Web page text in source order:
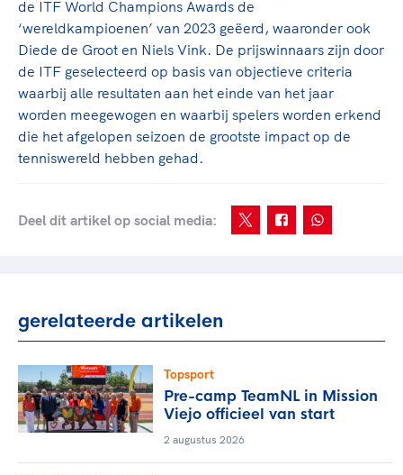
de ITF World Champions Awards de
‘wereldkampioenen’ van 2023 geëerd, waaronder ook
Diede de Groot en Niels Vink. De prijswinnaars zijn door
de ITF geselecteerd op basis van objectieve criteria
waarbij alle resultaten aan het einde van het jaar
worden meegewogen en waarbij spelers worden erkend
die het afgelopen seizoen de grootste impact op de
tenniswereld hebben gehad.
Deel dit artikel op social media:
gerelateerde artikelen
Topsport
Pre-camp TeamNL in Mission
Viejo officieel van start
2 augustus 2026